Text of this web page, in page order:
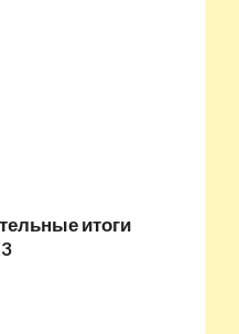
итоги